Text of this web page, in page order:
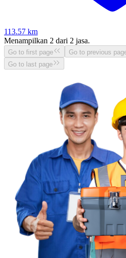
113.57 km
Menampilkan 2 dari 2 jasa.
Go to first page Go to previous
Go to last page